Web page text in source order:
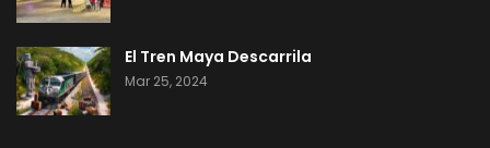
El Tren Maya Descarrila
Mar 25, 2024